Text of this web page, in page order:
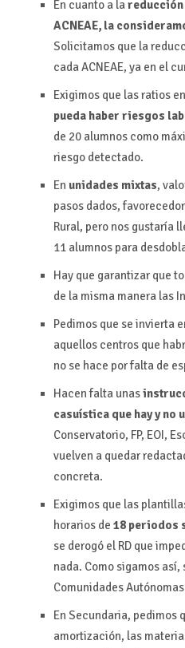
En cuanto a lareducción
ACNEAE, la
Solicitamos que la
cada ACNEAE, ya en el
Exigimos que las ratios
pueda haber riesgos
de 20 alumnos como
riesgo detectado.
En unidades mixtas,
pasos dados,
Rural, pero nos gustaría
11 alumnos para
Hay que garantizar que
de la misma manera las
Pedimos que se invierta
aquellos centros que
no se hace por falta de
Hacen falta unas
casuística que hay y no
Conservatorio, FP, EOI,
vuelven a quedar
concreta.
Exigimos que las
horarios de 18 periodos
se derogó el RD que
nada. Como sigamos
Comunidades
En Secundaria, pedimos
amortización, las